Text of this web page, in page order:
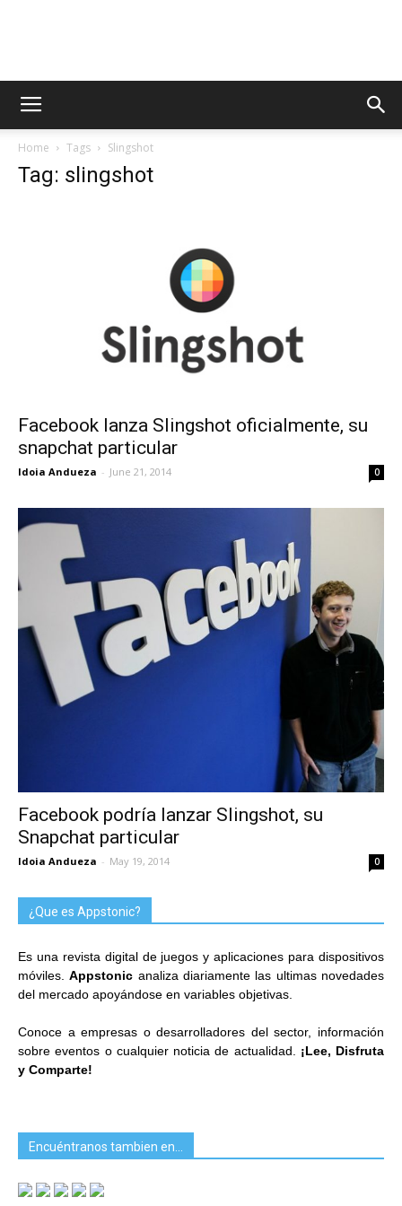
AppsTonic
Home Tags Slingshot
Tag: slingshot
Facebook lanza Slingshot oficialmente, su
snapchat particular
Idoia Andueza - June 21, 2014 0
Facebook podría lanzar Slingshot, su
Snapchat particular
Idoia Andueza - May 19, 2014 0
¿Que es Appstonic?
Es una revista digital de juegos y aplicaciones para dispositivos
móviles.Appstonic analiza diariamente las ultimas novedades
del mercado apoyándose en variables objetivas.
Conoce a empresas o desarrolladores del sector, información
sobre eventos o cualquier noticia de actualidad. ¡Lee, Disfruta
y Comparte!
Encuéntranos tambien en…